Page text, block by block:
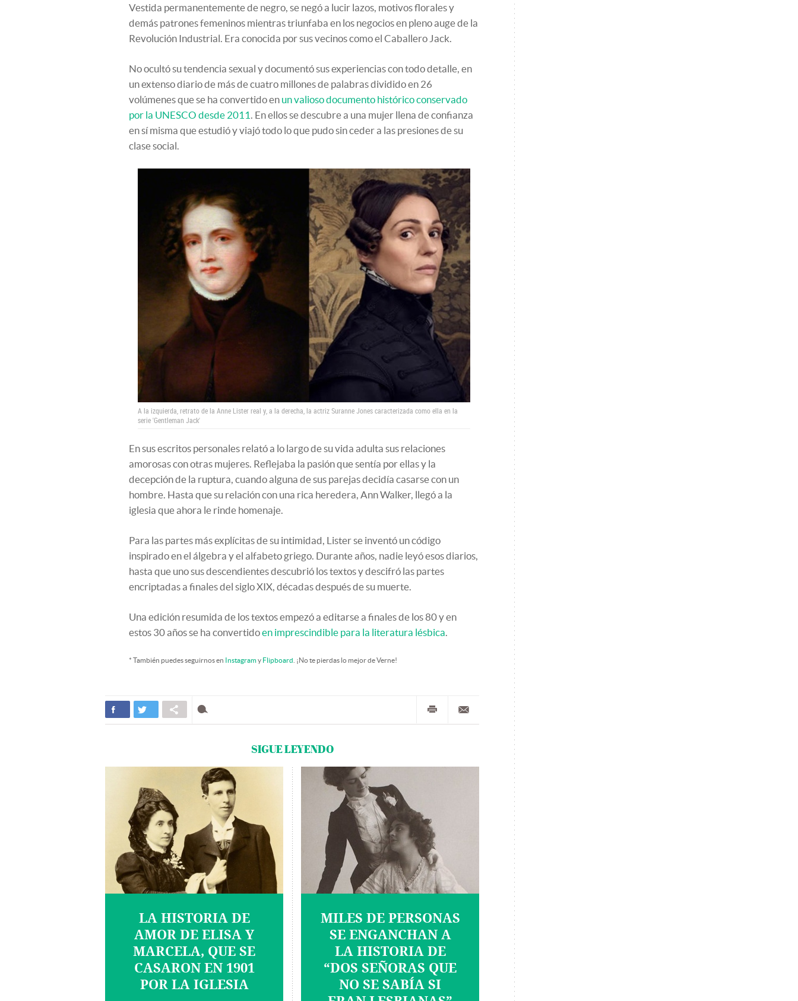
Vestida permanentemente de negro, se negó a lucir lazos, motivos florales y
demás patrones femeninos mientras triunfaba en los negocios en pleno auge de la
Revolución Industrial. Era conocida por sus vecinos como el Caballero Jack.
No ocultó su tendencia sexual y documentó sus experiencias con todo detalle, en
un extenso diario de más de cuatro millones de palabras dividido en 26
volúmenes que se ha convertido en un valioso documento histórico conservado
por la UNESCO desde 2011 . En ellos se descubre a una mujer llena de confianza
en sí misma que estudió y viajó todo lo que pudo sin ceder a las presiones de su
clase social.
A la izquierda, retrato de la Anne Lister real y, a la derecha, la actriz Suranne Jones caracterizada como ella en la
serie 'Gentleman Jack'
En sus escritos personales relató a lo largo de su vida adulta sus relaciones
amorosas con otras mujeres. Reflejaba la pasión que sentía por ellas y la
decepción de la ruptura, cuando alguna de sus parejas decidía casarse con un
hombre. Hasta que su relación con una rica heredera, Ann Walker, llegó a la
iglesia que ahora le rinde homenaje.
Para las partes más explícitas de su intimidad, Lister se inventó un código
inspirado en el álgebra y el alfabeto griego. Durante años, nadie leyó esos diarios,
hasta que uno sus descendientes descubrió los textos y descifró las partes
encriptadas a finales del siglo XIX, décadas después de su muerte.
Una edición resumida de los textos empezó a editarse a finales de los 80 y en
estos 30 años se ha convertidoen imprescindible para la literatura lésbica.
* También puedes seguirnos en Instagramy Flipboard . ¡No te pierdas lo mejor de Verne!
SIGUE LEYENDO
LA HISTORIA DE
AMOR DE ELISA Y
MARCELA, QUE SE
CASARON EN 1901
POR LA IGLESIA
MILES DE PERSONAS
SE ENGANCHAN A
LA HISTORIA DE
“DOS SEÑORAS QUE
NO SE SABÍA SI